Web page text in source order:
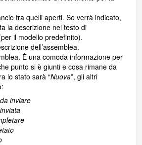
tra quelli aperti. Se verrà indicato,
la descrizione nel testo di
il modello predefinito).
dell’assemblea.
È una comoda informazione per
punto si è giunti e cosa rimane da
lo stato sarà “Nuova”, gli altri
inviare